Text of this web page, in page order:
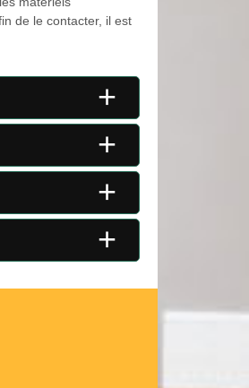
de le contacter, il est
+
+
+
+